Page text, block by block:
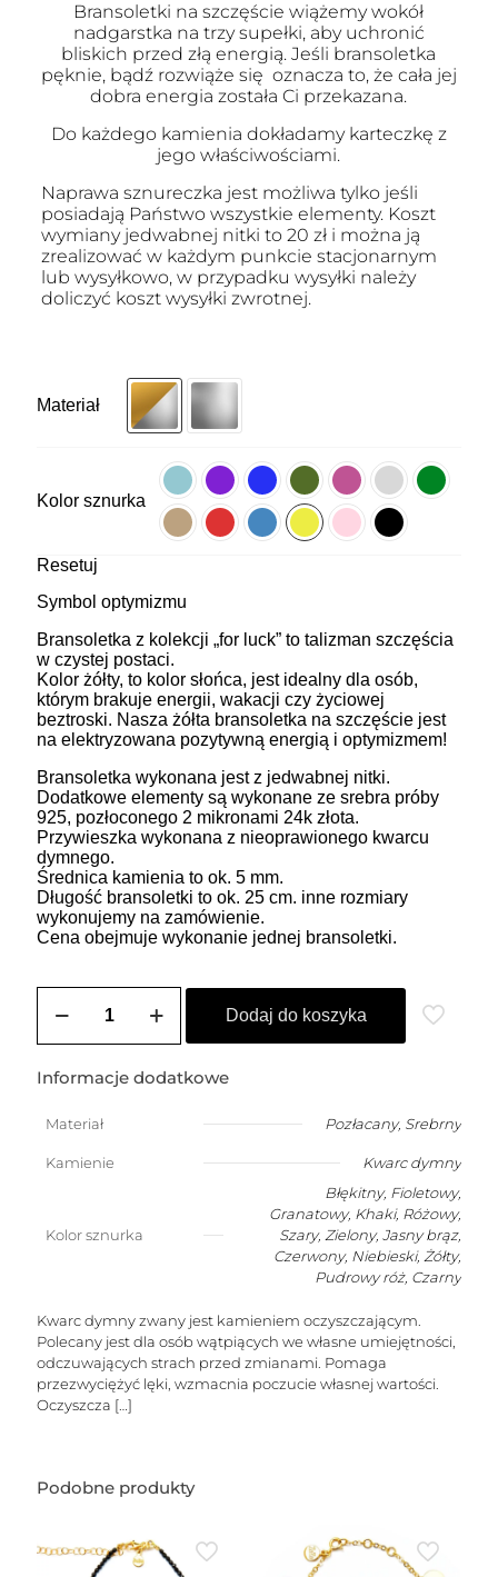
Bransoletki na szczęście wiążemy wokół
nadgarstka na trzy supełki, aby uchronić
bliskich przed złą energią. Jeśli bransoletka
pęknie, bądź rozwiąże się oznacza to, że cała jej
dobra energia została Ci przekazana.
Do każdego kamienia dokładamy karteczkę z
jego właściwościami.
Naprawa sznureczka jest możliwa tylko jeśli
posiadają Państwo wszystkie elementy. Koszt
wymiany jedwabnej nitki to 20 zł i można ją
zrealizować w każdym punkcie stacjonarnym
lub wysyłkowo, w przypadku wysyłki należy
doliczyć koszt wysyłki zwrotnej.
Materiał
Kolor sznurka
Resetuj
Symbol optymizmu
Bransoletka z kolekcji „for luck” to talizman szczęścia
w czystej postaci.
Kolor żółty, to kolor słońca, jest idealny dla osób,
którym brakuje energii, wakacji czy życiowej
beztroski. Nasza żółta bransoletka na szczęście jest
na elektryzowana pozytywną energią i optymizmem!
Bransoletka wykonana jest z jedwabnej nitki.
Dodatkowe elementy są wykonane ze srebra próby
925, pozłoconego 2 mikronami 24k złota.
Przywieszka wykonana z nieoprawionego kwarcu
dymnego.
Średnica kamienia to ok. 5 mm.
Długość bransoletki to ok. 25 cm. inne rozmiary
wykonujemy na zamówienie.
Cena obejmuje wykonanie jednej bransoletki.
Bransoletka
z
kwarcem
dymnym
(kamień
Dodaj do koszyka
Informacje dodatkowe
Materiał Pozłacany, Srebrny
Kamienie Kwarc dymny
Kolor sznurka
Błękitny, Fioletowy,
Granatowy, Khaki, Różowy,
Szary, Zielony, Jasny brąz,
Czerwony, Niebieski, Żółty,
Pudrowy róż, Czarny
Kwarc dymny zwany jest kamieniem oczyszczającym.
Polecany jest dla osób wątpiących we własne umiejętności,
odczuwających strach przed zmianami. Pomaga
przezwyciężyć lęki, wzmacnia poczucie własnej wartości.
Oczyszcza […]
Podobne produkty